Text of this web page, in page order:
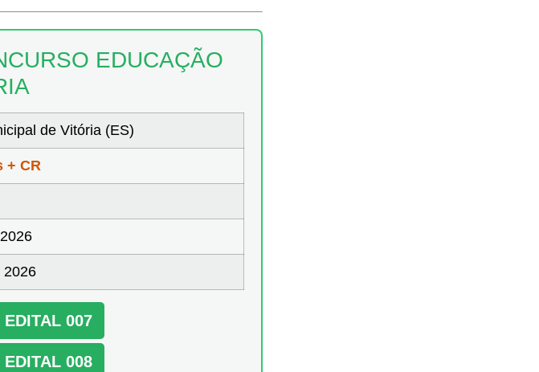
EDUCAÇÃO
de Vitória (ES)
+ CR
2026
EDITAL 007
EDITAL 008